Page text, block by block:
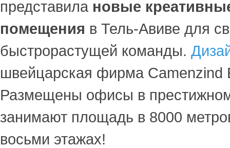
представила новые
помещения в Тель-Авиве для
быстрорастущей команды.
швейцарская фирма Camenzind
Размещены офисы в
занимают площадь в 8000
восьми этажах!